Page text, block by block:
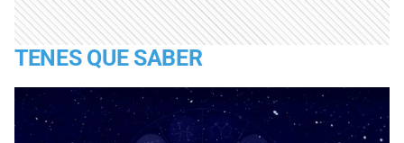
TENES QUE SABER